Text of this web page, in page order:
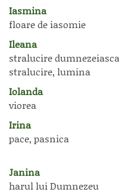
Iasmina
floare de iasomie
Ileana
stralucire
stralucire, lumina
Iolanda
viorea
Irina
pace, pasnica
Janina
harul lui Dumnezeu